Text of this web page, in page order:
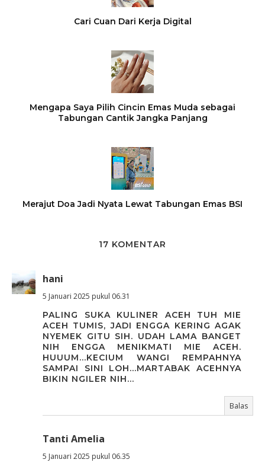
Cari Cuan Dari Kerja Digital
Mengapa Saya Pilih Cincin Emas Muda sebagai
Tabungan Cantik Jangka Panjang
Merajut Doa Jadi Nyata Lewat Tabungan Emas BSI
17 KOMENTAR
hani
5 Januari 2025 pukul 06.31
PALING SUKA KULINER ACEH TUH MIE
ACEH TUMIS, JADI ENGGA KERING AGAK
NYEMEK GITU SIH. UDAH LAMA BANGET
NIH ENGGA MENIKMATI MIE ACEH.
HUUUM...KECIUM WANGI REMPAHNYA
SAMPAI SINI LOH...MARTABAK ACEHNYA
BIKIN NGILER NIH...
Balas
Tanti Amelia
5 Januari 2025 pukul 06.35